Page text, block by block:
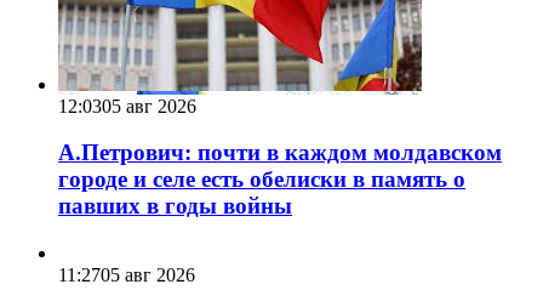
12:0305 авг 2026
А.Петрович: почти в каждом молдавском
городе и селе есть обелиски в память о
павших в годы войны
11:2705 авг 2026